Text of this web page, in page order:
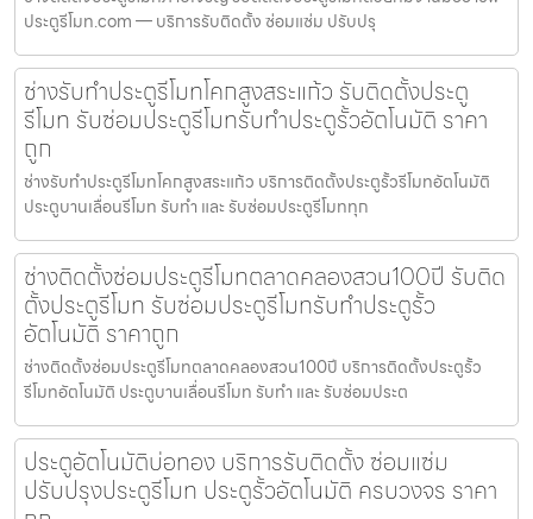
ประตูรีโมท.com — บริการรับติดตั้ง ซ่อมแซ่ม ปรับปรุ
ช่างรับทำประตูรีโมทโคกสูงสระแก้ว รับติดตั้งประตู
รีโมท รับซ่อมประตูรีโมทรับทำประตูรั้วอัตโนมัติ ราคา
ถูก
ช่างรับทำประตูรีโมทโคกสูงสระแก้ว บริการติดตั้งประตูรั้วรีโมทอัตโนมัติ
ประตูบานเลื่อนรีโมท รับทำ และ รับซ่อมประตูรีโมททุก
ช่างติดตั้งซ่อมประตูรีโมทตลาดคลองสวน100ปี รับติด
ตั้งประตูรีโมท รับซ่อมประตูรีโมทรับทำประตูรั้ว
อัตโนมัติ ราคาถูก
ช่างติดตั้งซ่อมประตูรีโมทตลาดคลองสวน100ปี บริการติดตั้งประตูรั้ว
รีโมทอัตโนมัติ ประตูบานเลื่อนรีโมท รับทำ และ รับซ่อมประต
ประตูอัตโนมัติบ่อทอง บริการรับติดตั้ง ซ่อมแซ่ม
ปรับปรุงประตูรีโมท ประตูรั้วอัตโนมัติ ครบวงจร ราคา